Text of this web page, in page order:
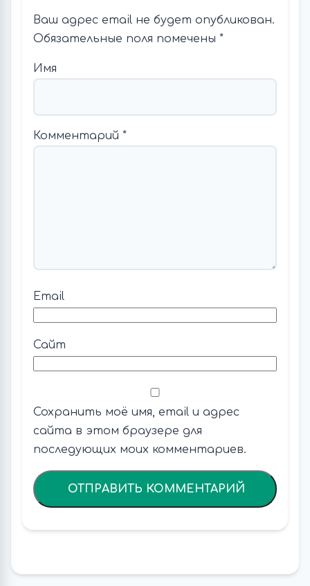
Ваш адрес email не будет опубликован.
Обязательные поля помечены *
Имя
Комментарий *
Email
Сайт
Сохранить моё имя, email и адрес
сайта в этом браузере для
последующих моих комментариев.